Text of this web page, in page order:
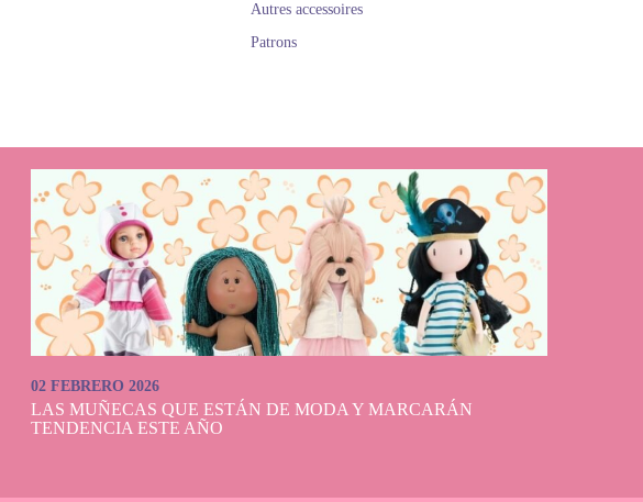
Autres accessoires
Patrons
02 FEBRERO 2026
LAS MUÑECAS QUE ESTÁN DE MODA Y MARCARÁN
TENDENCIA ESTE AÑO